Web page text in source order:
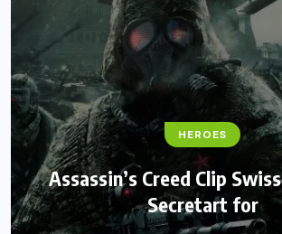
HEROES
Assassin’s Creed Clip
Secretart for
FANTASY
Monster Jam Titans success
efforts